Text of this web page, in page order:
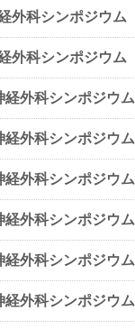
外科シンポジウム
外科シンポジウム
外科シンポジウム
外科シンポジウム
外科シンポジウム
外科シンポジウム
外科シンポジウム
外科シンポジウム